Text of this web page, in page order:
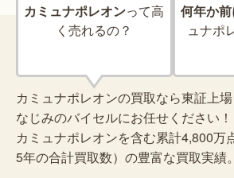
カミュナポレオンって高
く売れるの？
何年か
ュナポ
カミュナポレオンの買取なら東証上
なじみのバイセルにお任せください！
カミュナポレオンを含む累計4,800万
5年の合計買取数）の豊富な買取実績。